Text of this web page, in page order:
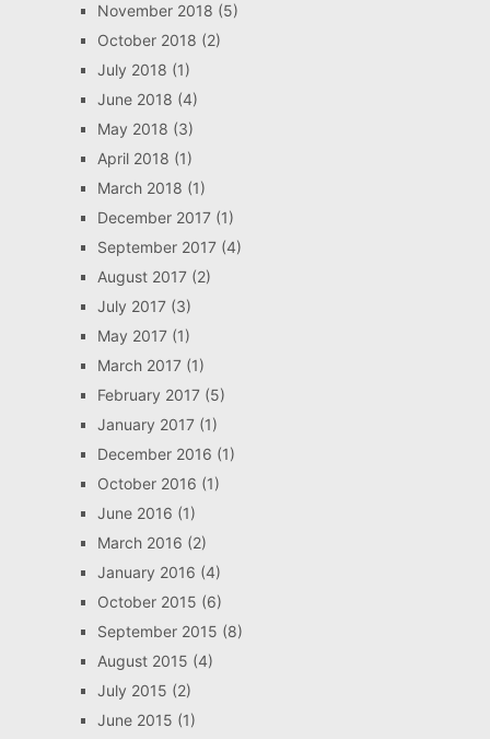
November 2018 (5)
October 2018 (2)
July 2018 (1)
June 2018 (4)
May 2018 (3)
April 2018 (1)
March 2018 (1)
December 2017(1)
September 2017(4)
August 2017(2)
July 2017(3)
May 2017(1)
March 2017(1)
February 2017(5)
January 2017(1)
December 2016 (1)
October 2016 (1)
June 2016 (1)
March 2016 (2)
January 2016 (4)
October 2015 (6)
September 2015 (8)
August 2015 (4)
July 2015 (2)
June 2015 (1)